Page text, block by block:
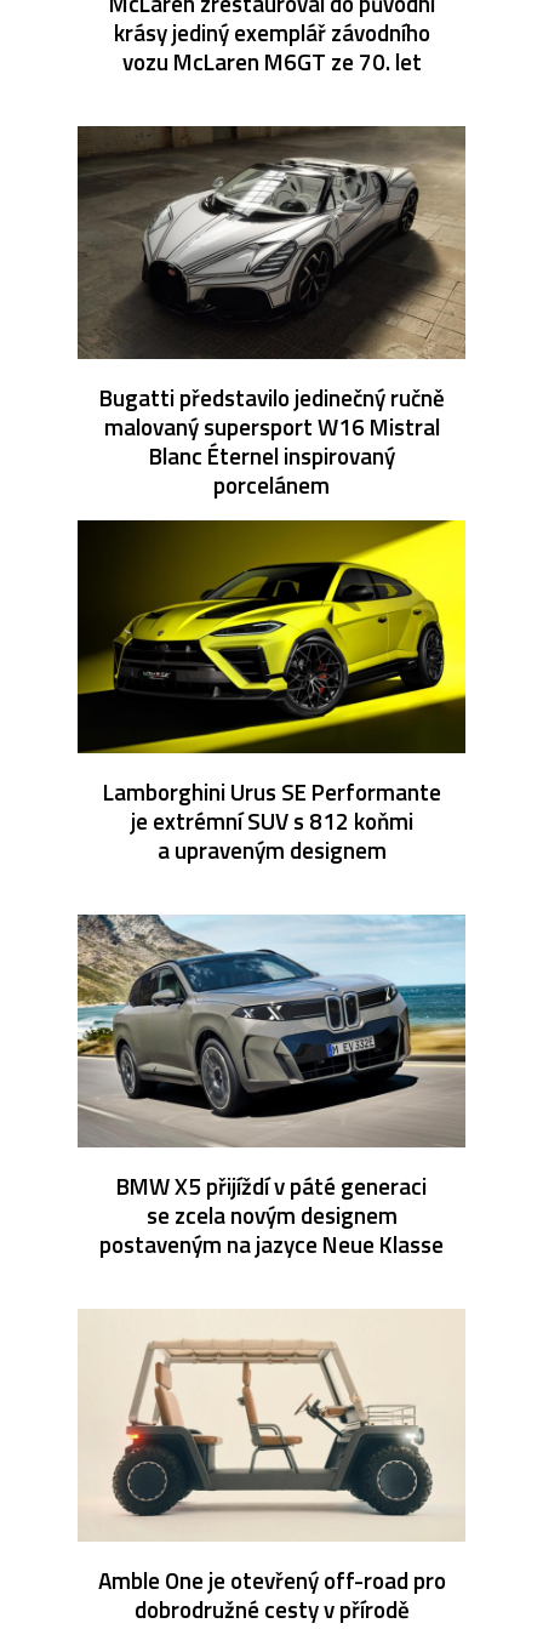
krásy jediný exemplář závodního
vozu McLaren M6GT ze 70. let
Bugatti představilo jedinečný ručně
malovaný supersport W16 Mistral
Blanc Éternel inspirovaný
porcelánem
Lamborghini Urus SE Performante
je extrémní SUV s 812 koňmi
a upraveným designem
BMW X5 přijíždí v páté generaci
se zcela novým designem
postaveným na jazyce Neue Klasse
Amble One je otevřený off-road pro
dobrodružné cesty v přírodě